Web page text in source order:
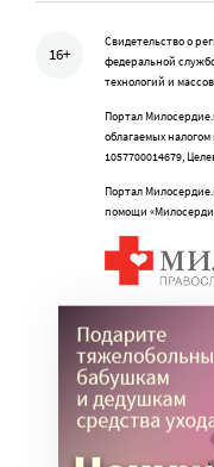
16+
Свидетельство о
федеральной
технологий и
Портал
облагаемых
1057700014679,
Портал
помощи
Учредитель: АНО
Главный редактор:
info@miloserdie.ru
8-499-350-05-95